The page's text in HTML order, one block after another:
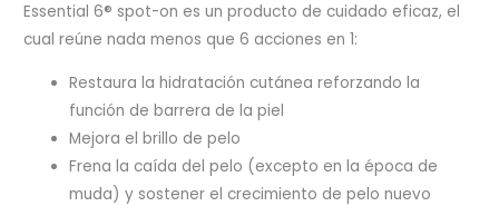
–
Pack
pipetas
cantidad
Essential 6® spot-on es un producto de cuidado eficaz, el
cual reúne nada menos que 6 acciones en 1:
Restaura la hidratación cutánea reforzando la
función de barrera de la piel
Mejora el brillo de pelo
Frena la caída del pelo (excepto en la época de
muda) y sostener el crecimiento de pelo nuevo